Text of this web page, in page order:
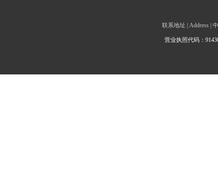
联系地址 | Address |
营业执照代码：